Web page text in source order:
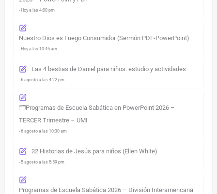
- Hoy a las 4:00 pm
Nuestro Dios es Fuego Consumidor (Sermón PDF-PowerPoint)
- Hoy a las 10:46 am
Las 4 bestias de Daniel para niños: estudio y actividades
- 6 agosto a las 4:22 pm
🗂️Programas de Escuela Sabática en PowerPoint 2026 –
TERCER Trimestre – UMI
- 6 agosto a las 10:30 am
32 Historias de Jesús para niños (Ellen White)
- 5 agosto a las 5:59 pm
Programas de Escuela Sabática 2026 – División Interamericana